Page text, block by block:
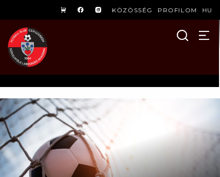
KÖZÖSSÉG PROFILOM HU